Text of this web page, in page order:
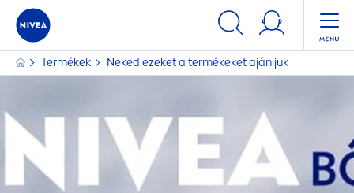
Termékek Neked ezeket a termékeket ajánljuk